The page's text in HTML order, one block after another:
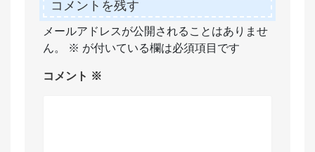
コメントを残す
メールアドレスが公開されることはありませ
ん。
※ が付いている欄は必須項目です
コメント ※